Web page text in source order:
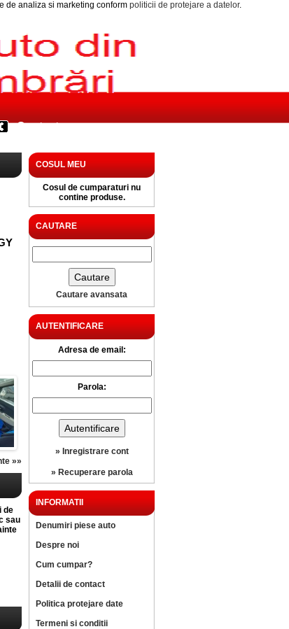
de analiza si marketing conform politicii de protejare a datelor.
Contact
»»
de
sau
COSUL MEU
Cosul de cumparaturi nu
contine produse.
CAUTARE
Cautare avansata
AUTENTIFICARE
Adresa de email:
Parola:
» Inregistrare cont
» Recuperare parola
INFORMATII
Denumiri piese auto
Despre noi
Cum cumpar?
Detalii de contact
Politica protejare date
Termeni si conditii